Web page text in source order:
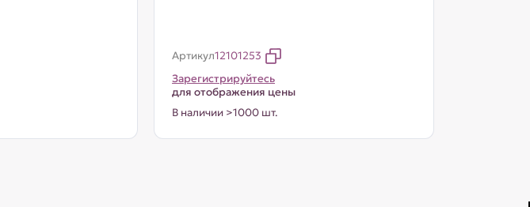
Артикул12101253
Зарегистрируйтесь
для отображения цены
В наличии >1000 шт.